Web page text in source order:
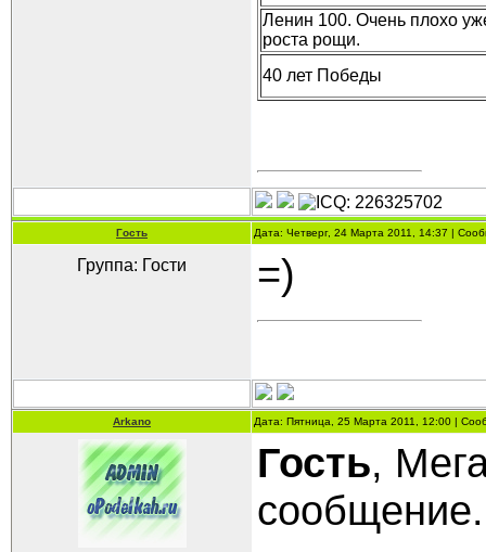
Ленин 100. Очень плохо
роста рощи.
40 лет Победы
Гость Дата: Четверг, 24 Марта 2011, 14:37 |
Группа: Гости =)
Arkano Дата: Пятница, 25 Марта 2011, 12:00 |
Гость,